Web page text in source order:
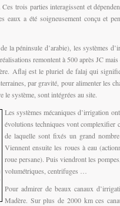
trois parties interagissent et
eaux a été soigneusement conçu et
la péninsule d’arabie), les systèmes
remontent à 500 après JC
Aflaj est le pluriel de falaj qui
par gravité, pour alimenter les
le système, sont intégrées au site.
Les systèmes mécaniques d’irrigation
évolutions techniques vont complexifier
de laquelle sont fixés un grand
Viennent ensuite les roues à eau
roue persane). Puis viendront les
volumétriques, centrifuges …
Pour admirer de beaux canaux
Madère. Sur plus de 2000 km ces